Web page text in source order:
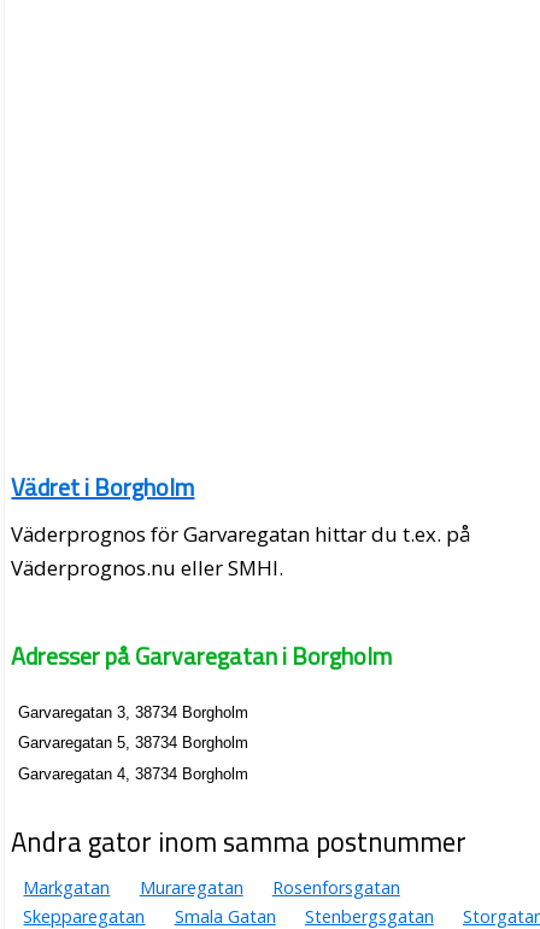
Vädret i Borgholm
Väderprognos för Garvaregatan hittar du t.ex. på
Väderprognos.nu eller SMHI.
Adresser på Garvaregatan i Borgholm
Garvaregatan 3, 38734 Borgholm
Garvaregatan 5, 38734 Borgholm
Garvaregatan 4, 38734 Borgholm
Andra gator inom samma postnummer
Markgatan Muraregatan
Rosenforsgatan
Skepparegatan
Smala Gatan Stenbergsgatan